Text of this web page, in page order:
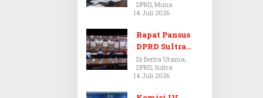
Dugaan Jual
Beli Tanah
Bermasalah di
Muna
DPRD, Muna
14 Juli 2026
Rapat Pansus
DPRD Sultra
Diskors Dua
Kali Akibat
Ketidakhadira
n Pj Sekda
Di Berita Utama,
DPRD, Sultra
14 Juli 2026